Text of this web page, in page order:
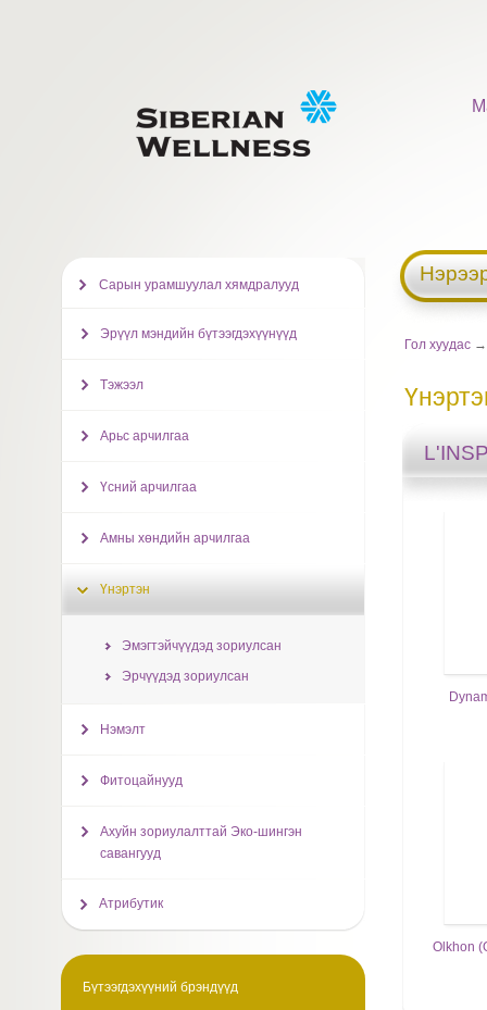
Гол хуудас →
Olkhon
Сарын урамшуулал хямдралууд
Эрүүл мэндийн бүтээгдэхүүнүүд
Тэжээл
Арьс арчилгаа
Үсний арчилгаа
Амны хөндийн арчилгаа
Үнэртэн
Эмэгтэйчүүдэд зориулсан
Эрчүүдэд зориулсан
Нэмэлт
Фитоцайнууд
Ахуйн зориулалттай Эко-шингэн
савангууд
Атрибутик
Бүтээгдэхүүний брэндүүд